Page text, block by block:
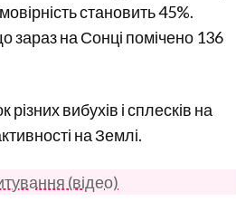
становить 45%.
зараз на Сонці помічено 136
вибухів і сплесків на
на Землі.
(відео)